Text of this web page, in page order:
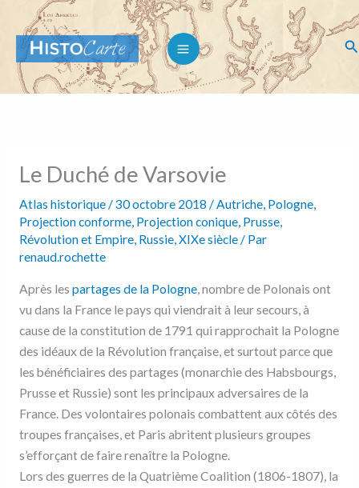
contenu
Le Duché de Varsovie
Atlas historique/30 octobre 2018 /Autriche, Pologne,
Projection conforme, Projection conique, Prusse,
Révolution et Empire, Russie,XIXe siècle/ Par
renaud.rochette
Après les partages de la Pologne, nombre de Polonais ont
vu dans la France le pays qui viendrait à leur secours, à
cause de la constitution de 1791 qui rapprochait la Pologne
des idéaux de la Révolution française, et surtout parce que
les bénéficiaires des partages (monarchie des Habsbourgs,
Prusse et Russie) sont les principaux adversaires de la
France. Des volontaires polonais combattent aux côtés des
troupes françaises, et Paris abritent plusieurs groupes
s’efforçant de faire renaître la Pologne.
Lors des guerres de la Quatrième Coalition (1806-1807), la
V
o
i
r
l
p
r
e
H
i
s
t
o
a
t
s
r
F
c
e
o
k
V
o
i
r
l
e
p
r
e
@
H
i
s
t
C
r
e
u
r
w
i
t
r
V
o
i
r
l
e
p
r
e
H
s
t
o
a
t
e
s
u
r
P
n
t
r
s
t
r
l
e
p
r
e
h
s
t
o
a
t
s
r
T
m
b
r
d
r
e
e
-
m
a
l